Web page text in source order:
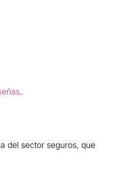
.
del sector seguros, que